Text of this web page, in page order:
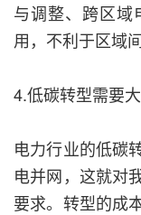
与调整、跨区
用，不利于区域
4.低碳转型需要
电力行业的低碳
电并网，这就对
要求。转型的成